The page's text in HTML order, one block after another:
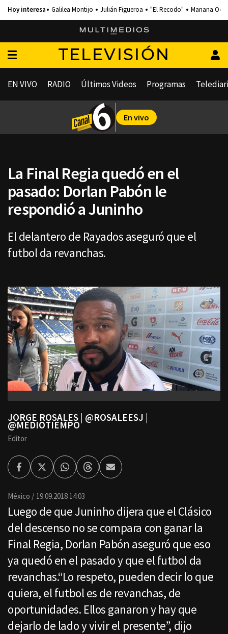
Galilea Montijo Julián Figueroa "El Recodo" Mariana
TELEVISIÓN
EN VIVO RADIO Últimos Videos Programas
En vivo
La Final Regia quedó en el
pasado: Dorlan Pabón le
respondió a Juninho
El delantero de Rayados aseguró que el
futbol da revanchas.
JORGE ROSALES | @ROSALEESJ |
@MEDIOTIEMPO
Editor
FacebookTwitterWhatsappThreadsEnviar
por
México 19.09.2018 14:03
Luego de que Juninho dijera que el Clásico
del descenso no se compara con ganar la
Final Regia, Dorlan Pabón aseguró que eso
ya quedó en el pasado y que el futbol da
revanchas.“Lo respeto, pueden decir lo que
quiera, el futbol es de revanchas, de
oportunidades. Ellos ganaron y hay que
dejarlo de lado y vivir el presente”, dijo